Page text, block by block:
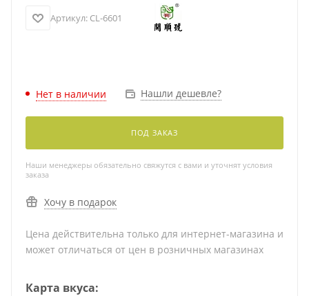
Артикул: CL-6601
Нет в наличии Нашли дешевле?
ПОД ЗАКАЗ
Наши менеджеры обязательно свяжутся с вами и уточнят условия
заказа
Хочу в подарок
Цена действительна только для интернет-магазина и
может отличаться от цен в розничных магазинах
Карта вкуса: